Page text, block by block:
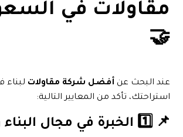
مقاولات في
🤝
عند البحث عن أفضل شركة مقاولات لبناء
استراحتك، تأكد من المعايير التالية:
📌 1️⃣ الخبرة في مجال البناء والتشطيب